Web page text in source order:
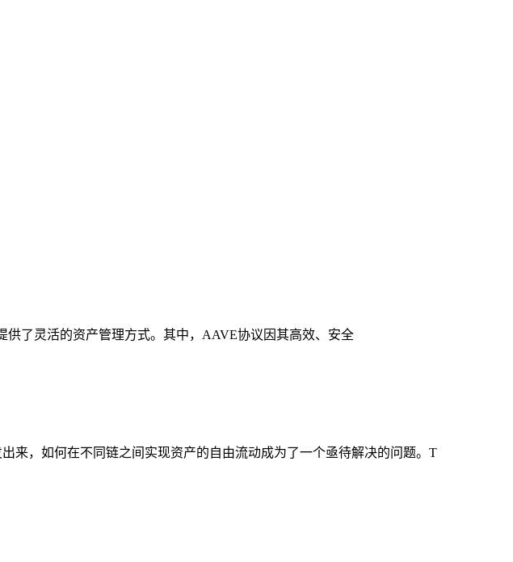
了灵活的资产管理方式。其中，AAVE协议因其高效、安全
来，如何在不同链之间实现资产的自由流动成为了一个亟待解决的问题。T